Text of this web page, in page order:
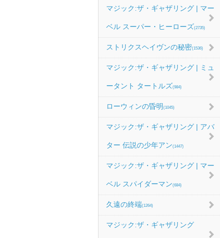
マジック:ザ・ギャザリング | マー
ベル スーパー・ヒーローズ(2735)
ストリクスヘイヴンの秘密(1536)
マジック:ザ・ギャザリング | ミュ
ータント タートルズ(984)
ローウィンの昏明 (1045)
マジック:ザ・ギャザリング | アバ
ター 伝説の少年アン(1447)
マジック:ザ・ギャザリング | マー
ベル スパイダーマン(684)
久遠の終端(1264)
マジック:ザ・ギャザリング